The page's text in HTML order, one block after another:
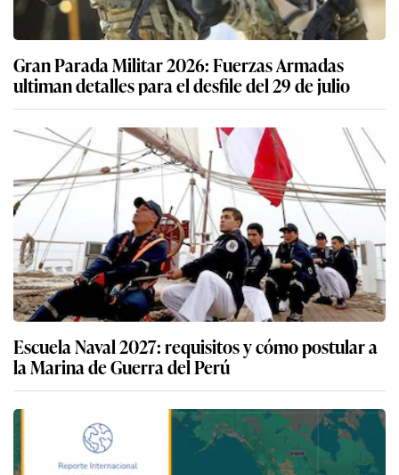
Gran Parada Militar 2026: Fuerzas Armadas
ultiman detalles para el desfile del 29 de julio
Escuela Naval 2027: requisitos y cómo postular a
la Marina de Guerra del Perú